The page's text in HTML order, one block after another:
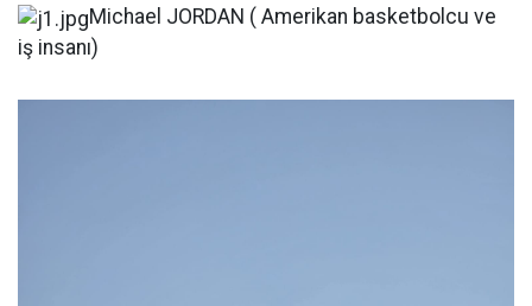
Michael JORDAN ( Amerikan basketbolcu ve
iş insanı)